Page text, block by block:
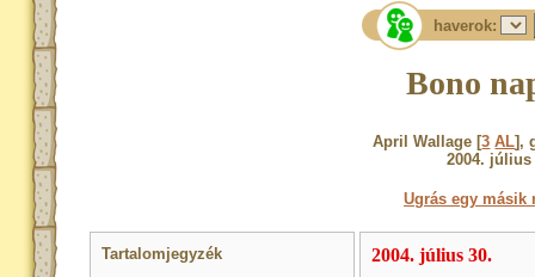
haverok:
Bono
April Wallage [3 AL],
2004. július
Ugrás egy másik
Tartalomjegyzék
2004. július 30.